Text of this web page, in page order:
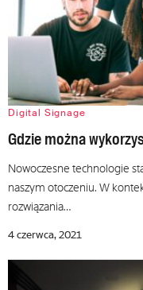
Digital Signage
Gdzie można
Nowoczesne technologie
naszym otoczeniu. W
rozwiązania…
4 czerwca, 2021